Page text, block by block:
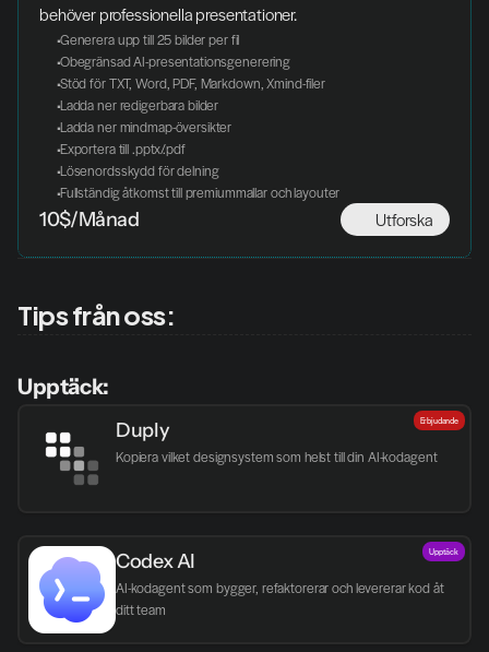
behöver professionella presentationer.
Generera upp till 25 bilder per fil
Obegränsad AI-presentationsgenerering
Stöd för TXT, Word, PDF, Markdown, Xmind-filer
Ladda ner redigerbara bilder
Ladda ner mindmap-översikter
Exportera till .pptx/.pdf
Lösenordsskydd för delning
Fullständig åtkomst till premiummallar och layouter
Utforska
10$/Månad
Tips från oss:
Upptäck:
Duply
Kopiera vilket designsystem som helst till din AI-kodagent
Erbjudande
Codex AI
AI-kodagent som bygger, refaktorerar och levererar kod åt
ditt team
Upptäck